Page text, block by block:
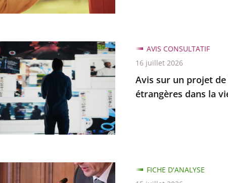
Avis sur un projet
étrangères dans la
AVIS CONSULTATIF
16 juillet 2026
FICHE D'ANALYSE